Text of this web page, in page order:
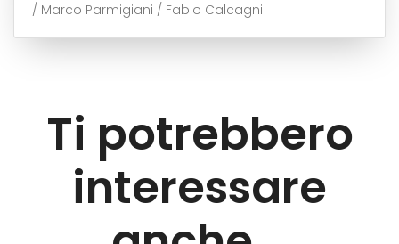
/ Marco Parmigiani / Fabio Calcagni
Ti potrebbero
interessare